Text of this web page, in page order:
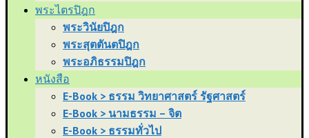
พระไตรปิฎก
พระวินัยปิฎก
พระสุตตันตปิฎก
พระอภิธรรมปิฎก
หนังสือ
E-Book > ธรรม วิทยาศาสตร์ รัฐศาสตร์
E-Book > นามธรรม – จิต
E-Book > ธรรมทั่วไป